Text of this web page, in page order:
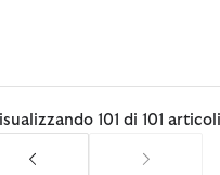
101 di 101 articoli